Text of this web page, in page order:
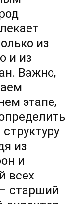
из
и из
Важно,
этапе,
из
и
всех
старший